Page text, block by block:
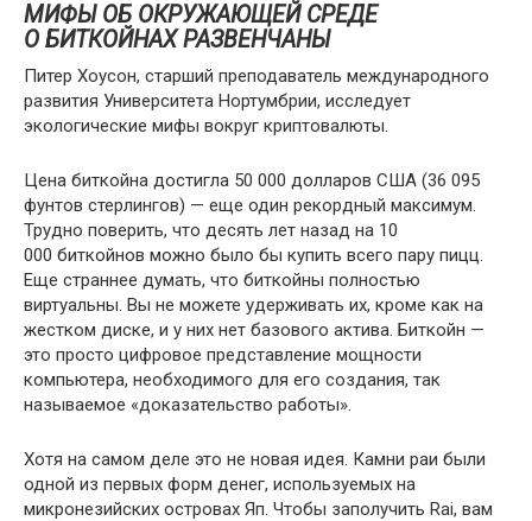
МИФЫ ОБ ОКРУЖАЮЩЕЙ СРЕДЕ
О БИТКОЙНАХ РАЗВЕНЧАНЫ
Питер Хоусон, старший преподаватель международного
развития Университета Нортумбрии, исследует
экологические мифы вокруг криптовалюты.
Цена биткойна достигла 50 000 долларов США (36 095
фунтов стерлингов) — еще один рекордный максимум.
Трудно поверить, что десять лет назад на 10
000 биткойнов можно было бы купить всего пару пицц.
Еще страннее думать, что биткойны полностью
виртуальны. Вы не можете удерживать их, кроме как на
жестком диске, и у них нет базового актива. Биткойн —
это просто цифровое представление мощности
компьютера, необходимого для его создания, так
называемое «доказательство работы».
Хотя на самом деле это не новая идея. Камни раи были
одной из первых форм денег, используемых на
микронезийских островах Яп. Чтобы заполучить Rai, вам